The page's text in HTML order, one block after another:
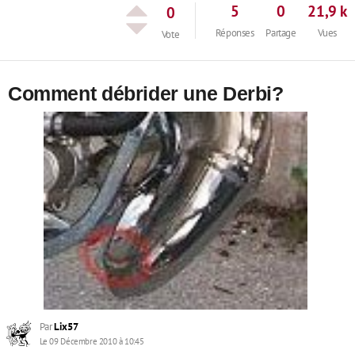
0
Vote
5
Réponses
0
Partage
21,9 k
Vues
Comment débrider une Derbi?
ParLix57
Le 09 Décembre 2010 à 10:45